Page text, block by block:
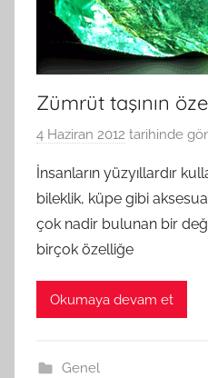
Zümrüt taşının
4 Haziran 2012 tarihinde
İnsanların yüzyıllardır
bileklik, küpe gibi
çok nadir bulunan bir
birçok özelliğe
Okumaya devam et
Genel